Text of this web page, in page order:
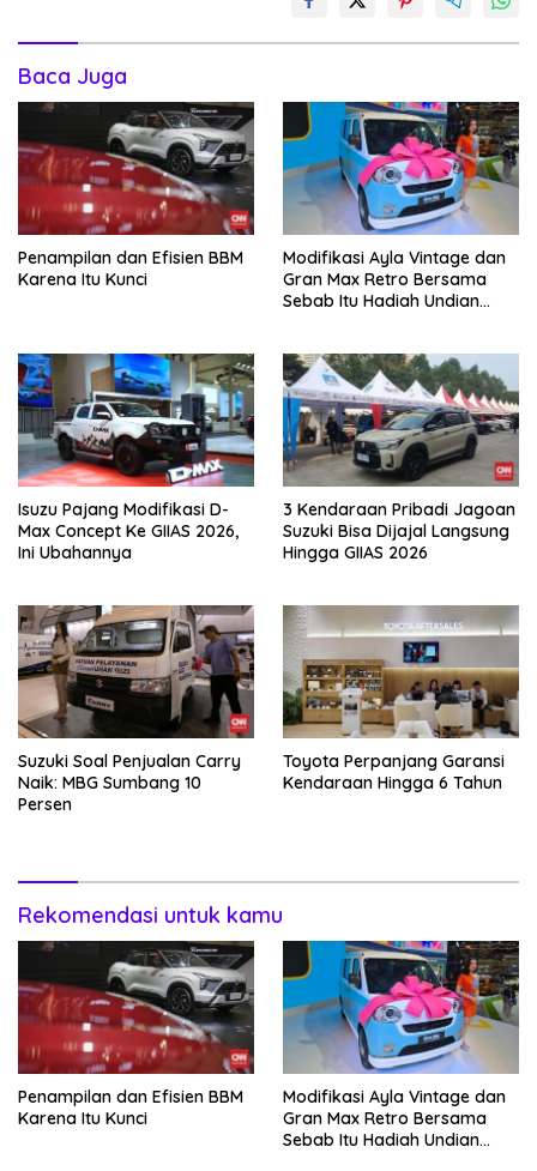
Baca Juga
Penampilan dan Efisien BBM
Karena Itu Kunci
Modifikasi Ayla Vintage dan
Gran Max Retro Bersama
Sebab Itu Hadiah Undian
Isuzu Pajang Modifikasi D-
Max Concept Ke GIIAS 2026,
Ini Ubahannya
3 Kendaraan Pribadi Jagoan
Suzuki Bisa Dijajal Langsung
Hingga GIIAS 2026
Suzuki Soal Penjualan Carry
Naik: MBG Sumbang 10
Persen
Toyota Perpanjang Garansi
Kendaraan Hingga 6 Tahun
Rekomendasi untuk kamu
Penampilan dan Efisien BBM
Karena Itu Kunci
Modifikasi Ayla Vintage dan
Gran Max Retro Bersama
Sebab Itu Hadiah Undian